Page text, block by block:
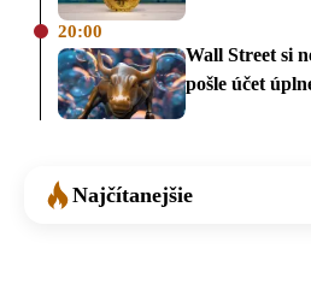
20:00
Wall Street si
pošle účet
Najčítanejšie